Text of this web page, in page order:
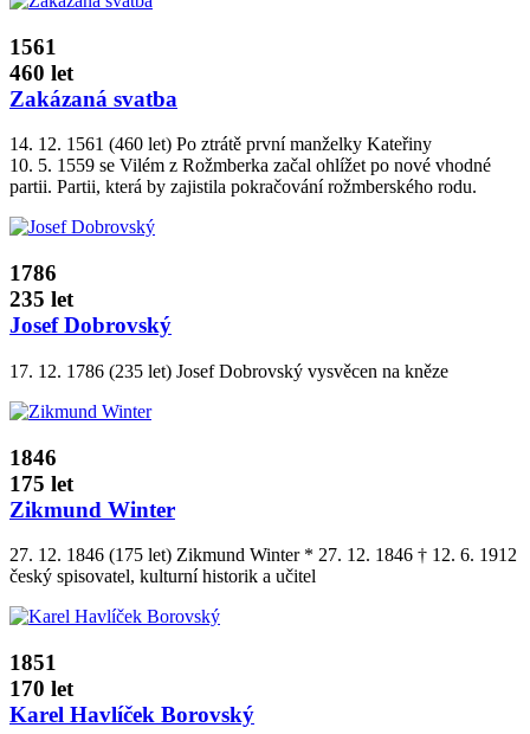
1561
460 let
Zakázaná svatba
14. 12. 1561 (460 let) Po ztrátě první manželky Kateřiny
10. 5. 1559 se Vilém z Rožmberka začal ohlížet po nové vhodné
partii. Partii, která by zajistila pokračování rožmberského rodu.
1786
235 let
Josef Dobrovský
17. 12. 1786 (235 let) Josef Dobrovský vysvěcen na kněze
1846
175 let
Zikmund Winter
27. 12. 1846 (175 let) Zikmund Winter * 27. 12. 1846 † 12. 6. 1912
český spisovatel, kulturní historik a učitel
1851
170 let
Karel Havlíček Borovský